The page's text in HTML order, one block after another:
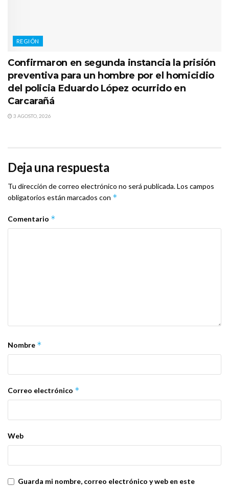
REGIÓN
Confirmaron en segunda instancia la prisión
preventiva para un hombre por el homicidio
del policia Eduardo López ocurrido en
Carcarañá
3 AGOSTO, 2026
Deja una respuesta
Tu dirección de correo electrónico no será publicada.Los campos
obligatorios están marcados con *
Comentario *
Nombre *
Correo electrónico *
Web
Guarda mi nombre, correo electrónico y web en este